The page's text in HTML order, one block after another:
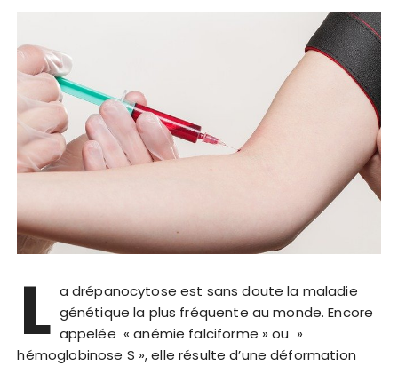
L a drépanocytose est sans doute la maladie
génétique la plus fréquente au monde. Encore
appelée « anémie falciforme » ou »
hémoglobinose S », elle résulte d’une déformation